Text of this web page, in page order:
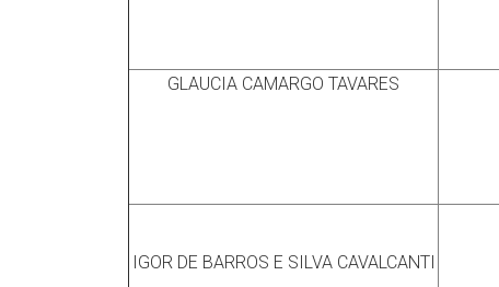
GLAUCIA CAMARGO TAVARES
IGOR DE BARROS E SILVA CAVALCANTI